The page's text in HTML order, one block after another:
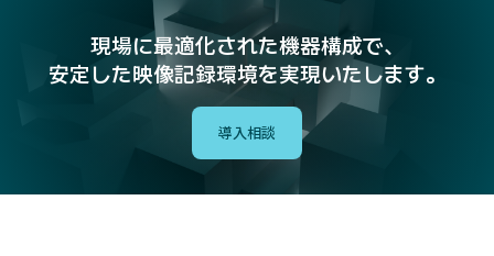
現場に最適化された機器構成で、
安定した映像記録環境を実現いたします。
導入相談